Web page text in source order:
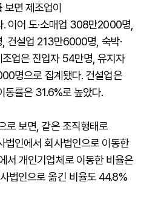
보면 제조업이
이어 도·소매업 308만2000명,
건설업 213만6000명, 숙박·
업은 진입자 54만명, 유지자
명으로 집계됐다. 건설업은
동률은 31.6%로 높았다.
보면, 같은 조직형태로
인에서 회사법인으로 이동한
서 개인기업체로 이동한 비율은
법인으로 옮긴 비율도 44.8%